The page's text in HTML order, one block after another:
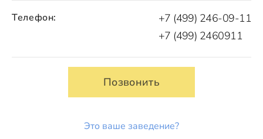
Телефон:
+7 (499) 246-09-11
+7 (499) 2460911
Позвонить
Это ваше заведение?